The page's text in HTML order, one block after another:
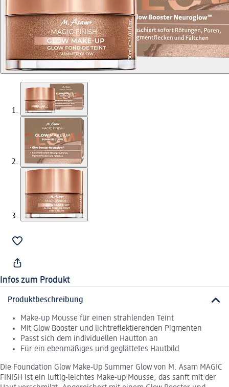
Infos zum Produkt
Produktbeschreibung
Make-up Mousse für einen strahlenden Teint
Mit Glow Booster und lichtreflektierenden Pigmenten
Passt sich dem individuellen Hautton an
Für ein ebenmäßiges und geglättetes Hautbild
Die Foundation Glow Make-Up Summer Glow von M. Asam MAGIC
FINISH ist ein luftig-leichtes Make-up Mousse, das sanft mit der